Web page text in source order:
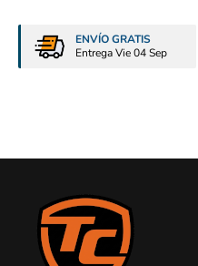
ENVÍO GRATIS
Entrega Vie 04 Sep